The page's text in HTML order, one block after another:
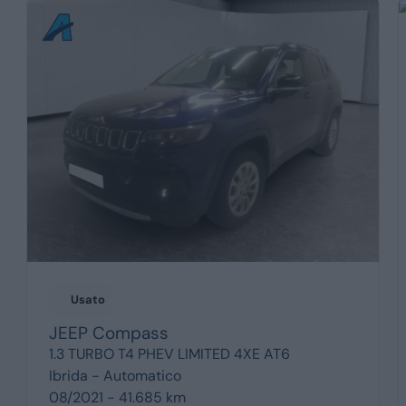
Usato
JEEP Compass
1.3 TURBO T4 PHEV LIMITED 4XE AT6
Ibrida - Automatico
08/2021 - 41.685 km